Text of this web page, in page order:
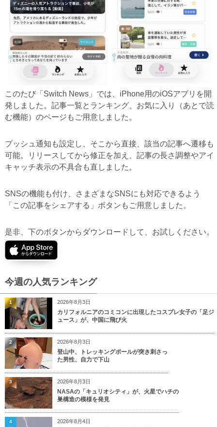
このたび「Switch News」では、iPhone用のiOSアプリを開
発しました。記事一覧とランキング、お気に入り（あとで読
む機能）のページもご用意しました。
プッシュ通知も設定し、そこから直接、該当の記事へ遷移も
可能。リリースしてから修正を加え、記事の長さ調整やアイ
キャッチ表示の不具合も直しました。
SNSの機能も付け、さまざまなSNSにも対応できるよう
「この記事をシェアする」ボタンもご用意しました。
是非、下のボタンからダウンロードして、お試しください。
今週の人気ランキング
2026年8月3日
カリフォルニアのコミコンに出現したコスプレ女子の「足ジ
ュース」が、中国に飛び火
1
2026年8月3日
登山中、トレッキングポールが突き刺さっ
た男性、自力で下山
2
2026年8月3日
NASAの「キュリオシティ」が、火星でハチの
巣構造の模様を発見
3
2026年8月4日
4